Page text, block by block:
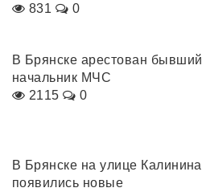
831
0
В Брянске арестован бывший
начальник МЧС
2115
0
В Брянске на улице Калинина
появились новые